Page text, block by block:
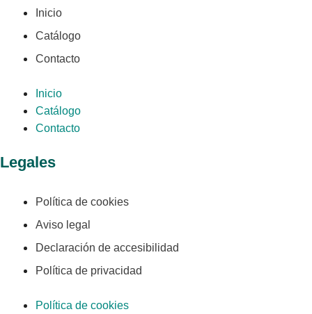
Inicio
Catálogo
Contacto
Inicio
Catálogo
Contacto
Legales
Política de cookies
Aviso legal
Declaración de accesibilidad
Política de privacidad
Política de cookies